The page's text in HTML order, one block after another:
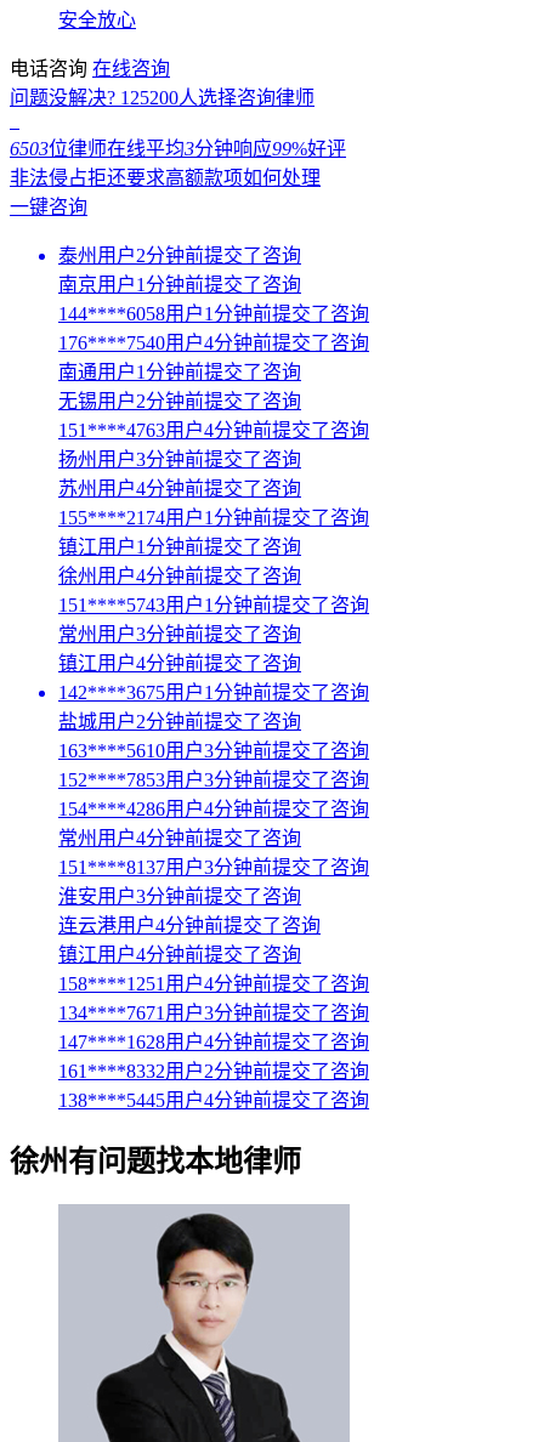
安全放心
电话咨询 在线咨询
问题没解决? 125200人选择咨询律师
6503位律师在线平均3分钟响应99%好评
非法侵占拒还要求高额款项如何处理
一键咨询
泰州用户2分钟前提交了咨询
南京用户1分钟前提交了咨询
144****6058用户1分钟前提交了咨询
176****7540用户4分钟前提交了咨询
南通用户1分钟前提交了咨询
无锡用户2分钟前提交了咨询
151****4763用户4分钟前提交了咨询
扬州用户3分钟前提交了咨询
苏州用户4分钟前提交了咨询
155****2174用户1分钟前提交了咨询
镇江用户1分钟前提交了咨询
徐州用户4分钟前提交了咨询
151****5743用户1分钟前提交了咨询
常州用户3分钟前提交了咨询
镇江用户4分钟前提交了咨询
142****3675用户1分钟前提交了咨询
盐城用户2分钟前提交了咨询
163****5610用户3分钟前提交了咨询
152****7853用户3分钟前提交了咨询
154****4286用户4分钟前提交了咨询
常州用户4分钟前提交了咨询
151****8137用户3分钟前提交了咨询
淮安用户3分钟前提交了咨询
连云港用户4分钟前提交了咨询
镇江用户4分钟前提交了咨询
158****1251用户4分钟前提交了咨询
134****7671用户3分钟前提交了咨询
147****1628用户4分钟前提交了咨询
161****8332用户2分钟前提交了咨询
138****5445用户4分钟前提交了咨询
徐州有问题找本地律师